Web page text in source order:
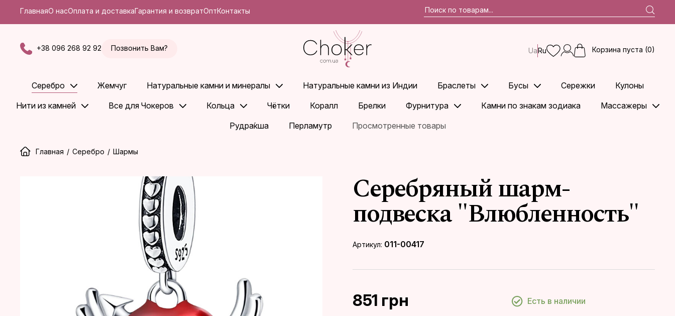
ГлавнаяО насОплата и доставкаГарантия и возвратОптКонтакты
+38 096 268 92 92 Позвонить Вам? UaRu Корзина пуста (0)
Серебро Жемчуг Натуральные камни и минералы Натуральные камни из Индии Браслеты Бусы Сережки
Кулоны
Нити из камней
Все для Чокеров Кольца Чётки Коралл Брелки Фурнитура Камни по знакам зодиака
Массажеры
Рудра́кша
Перламутр Просмотренные товары
Главная / Серебро / Шармы
Серебряный шарм-
подвеска "Влюбленность"
Артикул: 011-00417
851 грн Есть в наличии